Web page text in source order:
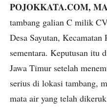
POJOKKATA.COM,
tambang galian C milik
Desa Sayutan,
sementara. Keputusan itu
Jawa Timur setelah
serius di lokasi tambang,
mata air yang telah